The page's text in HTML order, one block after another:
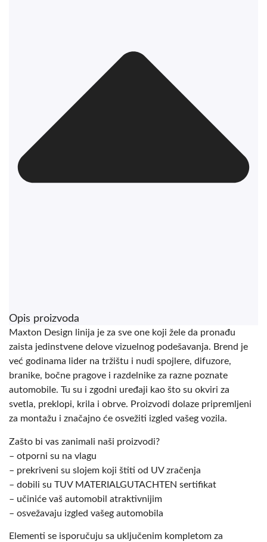
Opis proizvoda
Maxton Design linija je za sve one koji žele da pronađu
zaista jedinstvene delove vizuelnog podešavanja. Brend je
već godinama lider na tržištu i nudi spojlere, difuzore,
branike, bočne pragove i razdelnike za razne poznate
automobile. Tu su i zgodni uređaji kao što su okviri za
svetla, preklopi, krila i obrve. Proizvodi dolaze pripremljeni
za montažu i značajno će osvežiti izgled vašeg vozila.
Zašto bi vas zanimali naši proizvodi?
– otporni su na vlagu
– prekriveni su slojem koji štiti od UV zračenja
– dobili su TUV MATERIALGUTACHTEN sertifikat
– učiniće vaš automobil atraktivnijim
– osvežavaju izgled vašeg automobila
Elementi se isporučuju sa uključenim kompletom za